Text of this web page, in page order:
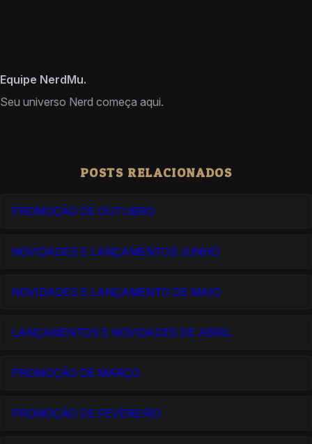
Equipe NerdMu.
Seu universo Nerd começa aqui.
POSTS RELACIONADOS
PROMOÇÃO DE OUTUBRO
NOVIDADES E LANÇAMENTOS JUNHO
NOVIDADES E LANÇAMENTO DE MAIO
LANÇAMENTOS E NOVIDADES DE ABRIL
PROMOÇÃO DE MARÇO
PROMOÇÃO DE FEVEREIRO